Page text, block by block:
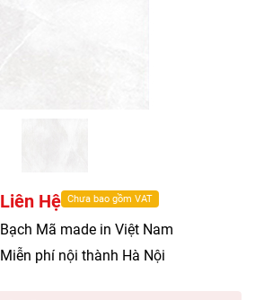
Liên Hệ Chưa bao gồm VAT
Bạch Mã made in Việt Nam
Miễn phí nội thành Hà Nội